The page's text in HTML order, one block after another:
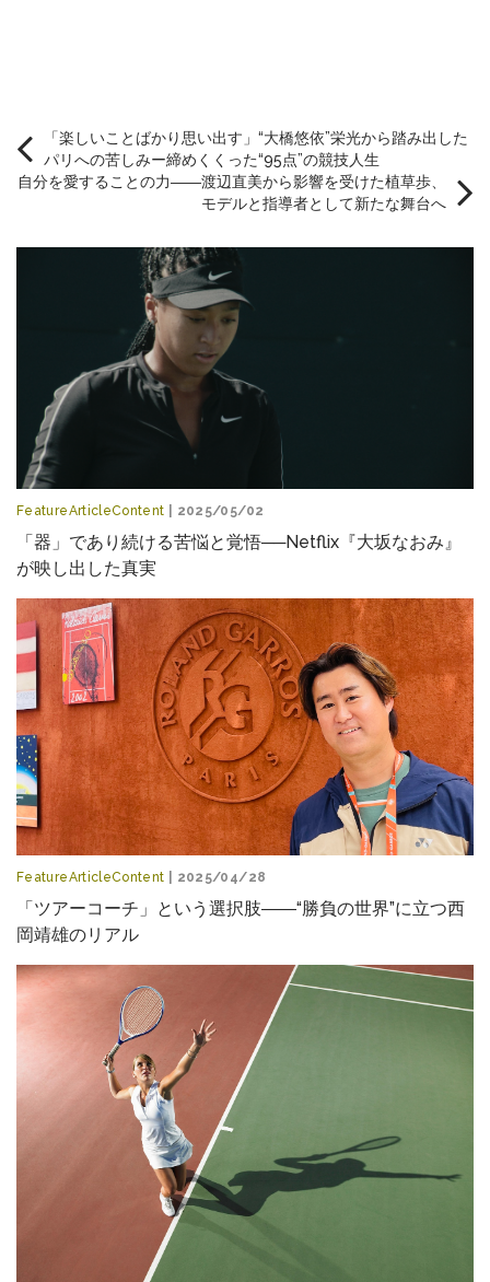
「楽しいことばかり思い出す」“大橋悠依”栄光から踏み出した
パリへの苦しみー締めくくった“95点”の競技人生
自分を愛することの力――渡辺直美から影響を受けた植草歩、
モデルと指導者として新たな舞台へ
FeatureArticleContent | 2025/05/02
「器」であり続ける苦悩と覚悟──Netflix『大坂なおみ』
が映し出した真実
FeatureArticleContent | 2025/04/28
「ツアーコーチ」という選択肢――“勝負の世界”に立つ西
岡靖雄のリアル